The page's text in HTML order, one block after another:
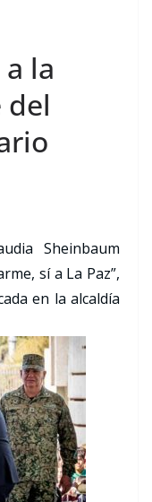
la
del
Sheinbaum
sí a La Paz”,
en la alcaldía